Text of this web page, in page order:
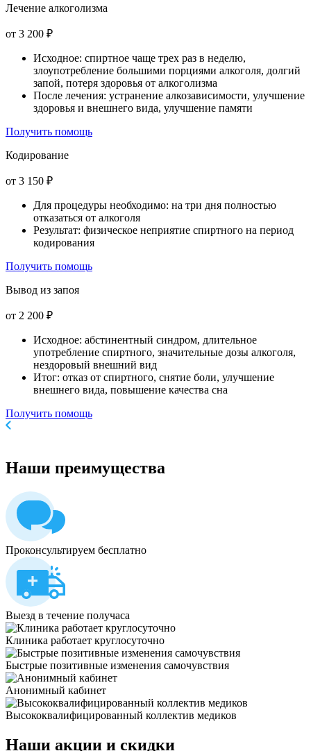
Лечение алкоголизма
от 3 200 ₽
Исходное: спиртное чаще трех раз в неделю,
злоупотребление большими порциями алкоголя, долгий
запой, потеря здоровья от алкоголизма
После лечения: устранение алкозависимости, улучшение
здоровья и внешнего вида, улучшение памяти
Получить помощь
Кодирование
от 3 150 ₽
Для процедуры необходимо: на три дня полностью
отказаться от алкоголя
Результат: физическое неприятие спиртного на период
кодирования
Получить помощь
Вывод из запоя
от 2 200 ₽
Исходное: абстинентный синдром, длительное
употребление спиртного, значительные дозы алкоголя,
нездоровый внешний вид
Итог: отказ от спиртного, снятие боли, улучшение
внешнего вида, повышение качества сна
Получить помощь
Наши преимущества
Проконсультируем бесплатно
Выезд в течение получаса
Клиника работает круглосуточно
Быстрые позитивные изменения самочувствия
Анонимный кабинет
Высококвалифицированный коллектив медиков
Наши акции и скидки